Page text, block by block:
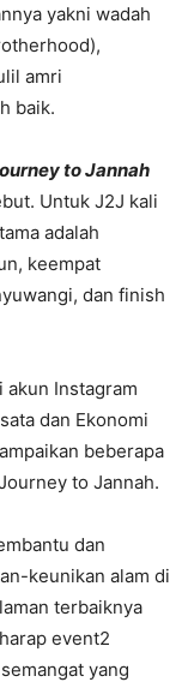
yakni wadah
amri
baik.
to Jannah
Untuk J2J kali
adalah
keempat
dan finish
akun Instagram
dan Ekonomi
beberapa
to Jannah.
dan
keunikan alam di
terbaiknya
event2
yang